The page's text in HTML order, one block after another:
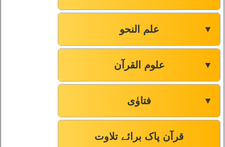
علم النحو ▼
علوم القرآن ▼
فتاوٰی ▼
قرآن پاک برائے تلاوت